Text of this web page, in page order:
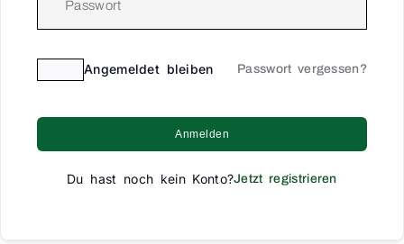
Angemeldet bleiben Passwort vergessen?
Anmelden
Du hast noch kein Konto?Jetzt registrieren